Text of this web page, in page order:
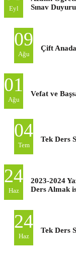
Eyl
Sınav
09
Ağu
Çift
01
Ağu
Vefat ve
04
Tem
Tek Ders
24
Haz
2023-2024
Ders Almak
24
Haz
Tek Ders